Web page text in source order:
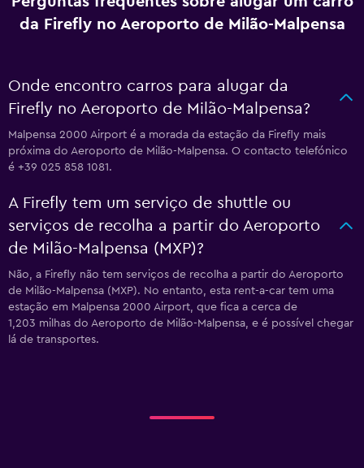
da Firefly no Aeroporto de Milão-Malpensa
Onde encontro carros para alugar da
Firefly no Aeroporto de Milão-Malpensa?
Malpensa 2000 Airport é a morada da estação da Firefly mais
próxima do Aeroporto de Milão-Malpensa. O contacto telefónico
é +39 025 858 1081.
A Firefly tem um serviço de shuttle ou
serviços de recolha a partir do Aeroporto
de Milão-Malpensa (MXP)?
Não, a Firefly não tem serviços de recolha a partir do Aeroporto
de Milão-Malpensa (MXP). No entanto, esta rent-a-car tem uma
estação em Malpensa 2000 Airport, que fica a cerca de
1,203 milhas do Aeroporto de Milão-Malpensa, e é possível chegar
lá de transportes.